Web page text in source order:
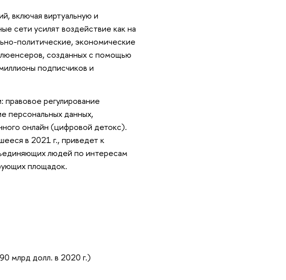
включая виртуальную и
сети усилят воздействие как на
политические, экономические
созданных с помощью
подписчиков и
регулирование
персональных данных,
онлайн (цифровой детокс).
в 2021 г., приведет к
людей по интересам
площадок.
млрд долл. в 2020 г.)